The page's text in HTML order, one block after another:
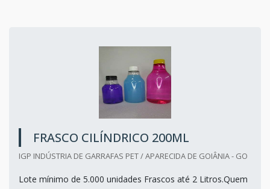
FRASCO CILÍNDRICO 200ML
IGP INDÚSTRIA DE GARRAFAS PET / APARECIDA DE GOIÂNIA - GO
Lote mínimo de 5.000 unidades Frascos até 2 Litros.Quem